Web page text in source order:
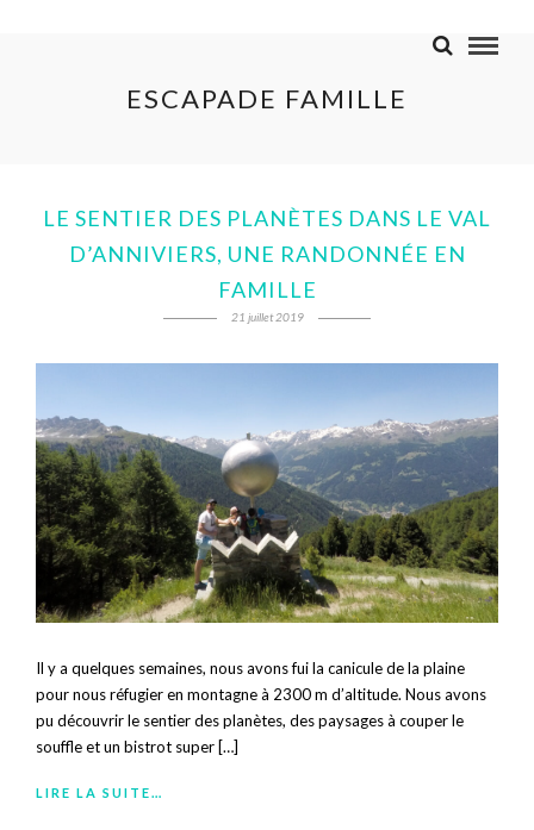
ESCAPADE FAMILLE
LE SENTIER DES PLANÈTES DANS LE VAL
D’ANNIVIERS, UNE RANDONNÉE EN
FAMILLE
21 juillet 2019
Il y a quelques semaines, nous avons fui la canicule de la plaine
pour nous réfugier en montagne à 2300 m d’altitude. Nous avons
pu découvrir le sentier des planètes, des paysages à couper le
souffle et un bistrot super […]
LIRE LA SUITE…